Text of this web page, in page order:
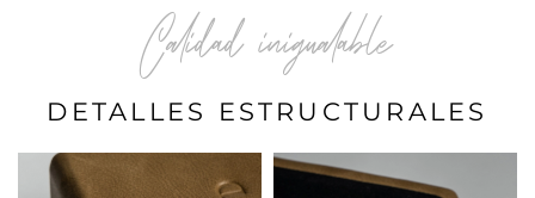
Calidad inigualable
DETALLES ESTRUCTURALES